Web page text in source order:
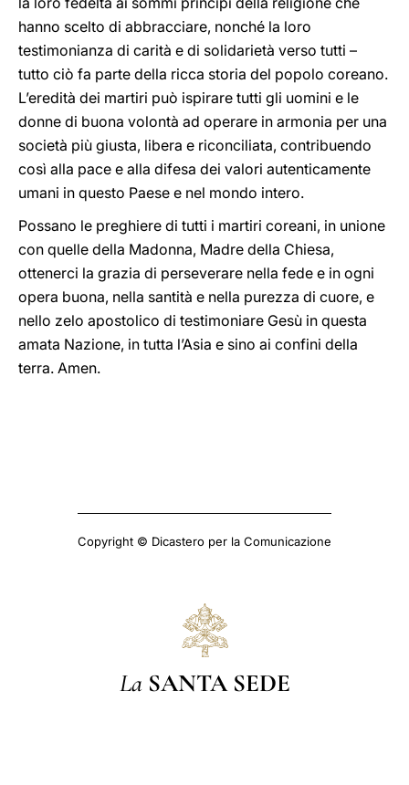
hanno scelto di abbracciare, nonché la loro
testimonianza di carità e di solidarietà verso tutti –
tutto ciò fa parte della ricca storia del popolo coreano.
L’eredità dei martiri può ispirare tutti gli uomini e le
donne di buona volontà ad operare in armonia per una
società più giusta, libera e riconciliata, contribuendo
così alla pace e alla difesa dei valori autenticamente
umani in questo Paese e nel mondo intero.
Possano le preghiere di tutti i martiri coreani, in unione
con quelle della Madonna, Madre della Chiesa,
ottenerci la grazia di perseverare nella fede e in ogni
opera buona, nella santità e nella purezza di cuore, e
nello zelo apostolico di testimoniare Gesù in questa
amata Nazione, in tutta l’Asia e sino ai confini della
terra. Amen.
Copyright © Dicastero per la Comunicazione
La SANTA SEDE